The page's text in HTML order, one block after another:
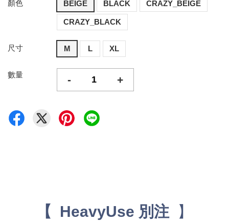
顏色 BEIGE BLACK CRAZY_BEIGE
CRAZY_BLACK
尺寸 M L XL
數量 - +
【 HeavyUse 別注 】